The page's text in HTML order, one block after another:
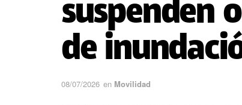
suspenden
de
08/07/2026 en Movilidad